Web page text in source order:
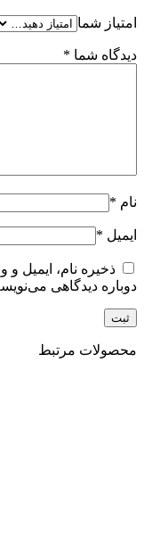
امتیاز شما
دیدگاه شما *
نام *
ایمیل *
ذخیره نام، ایمیل
دوباره دیدگاهی
محصولات مرتبط